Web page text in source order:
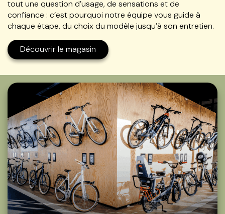
tout une question d’usage, de sensations et de
confiance : c’est pourquoi notre équipe vous guide à
chaque étape, du choix du modèle jusqu’à son entretien.
Découvrir le magasin